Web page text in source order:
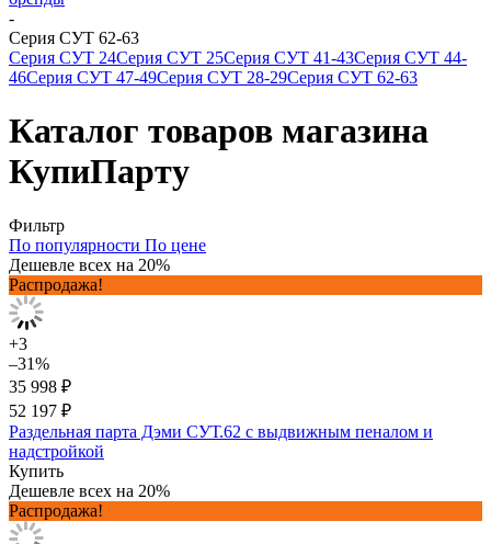
-
Серия СУТ 62-63
Серия СУТ 24Серия СУТ 25Серия СУТ 41-43Серия СУТ 44-
46Серия СУТ 47-49Серия СУТ 28-29Серия СУТ 62-63
Каталог товаров магазина
КупиПарту
Фильтр
По популярности По цене
Дешевле всех на 20%
Распродажа!
+3
–31%
35 998 ₽
52 197 ₽
Раздельная парта Дэми СУТ.62 с выдвижным пеналом и
надстройкой
Купить
Дешевле всех на 20%
Распродажа!